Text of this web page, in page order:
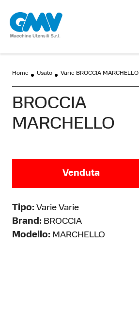
Home Usato Varie BROCCIA MARCHELLO
BROCCIA
MARCHELLO
Venduta
Tipo: Varie Varie
Brand: BROCCIA
Modello: MARCHELLO